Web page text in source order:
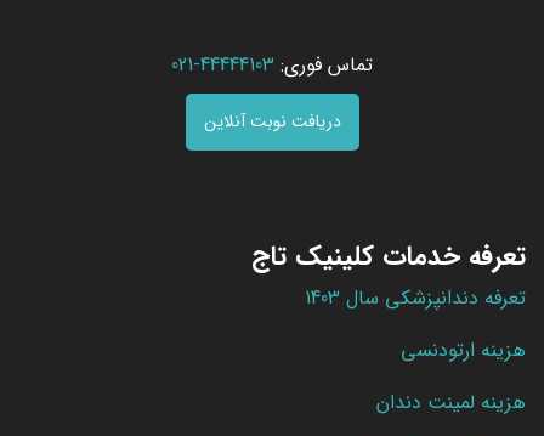
تماس فوری: 44444103-021
دریافت نوبت آنلاین
تعرفه خدمات کلینیک تاج
تعرفه دندانپزشکی سال 1403
هزینه ارتودنسی
هزینه لمینت دندان